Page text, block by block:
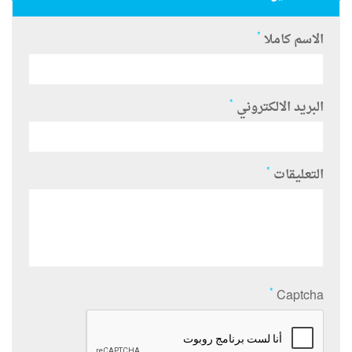
الاسم كاملا *
البريد الالكتروني *
التعليقات *
Captcha
*